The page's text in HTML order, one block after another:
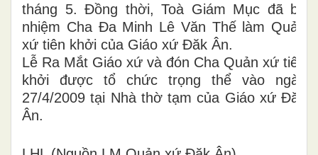
tháng 5. Đồng thời, Toà Giám Mục đã bổ
nhiệm Cha Đa Minh Lê Văn Thế làm Quản
xứ tiên khởi của Giáo xứ Đăk Ân.
Lễ Ra Mắt Giáo xứ và đón Cha Quản xứ tiên
khởi được tổ chức trọng thể vào ngày
27/4/2009 tại Nhà thờ tạm của Giáo xứ Đăk
Ân.